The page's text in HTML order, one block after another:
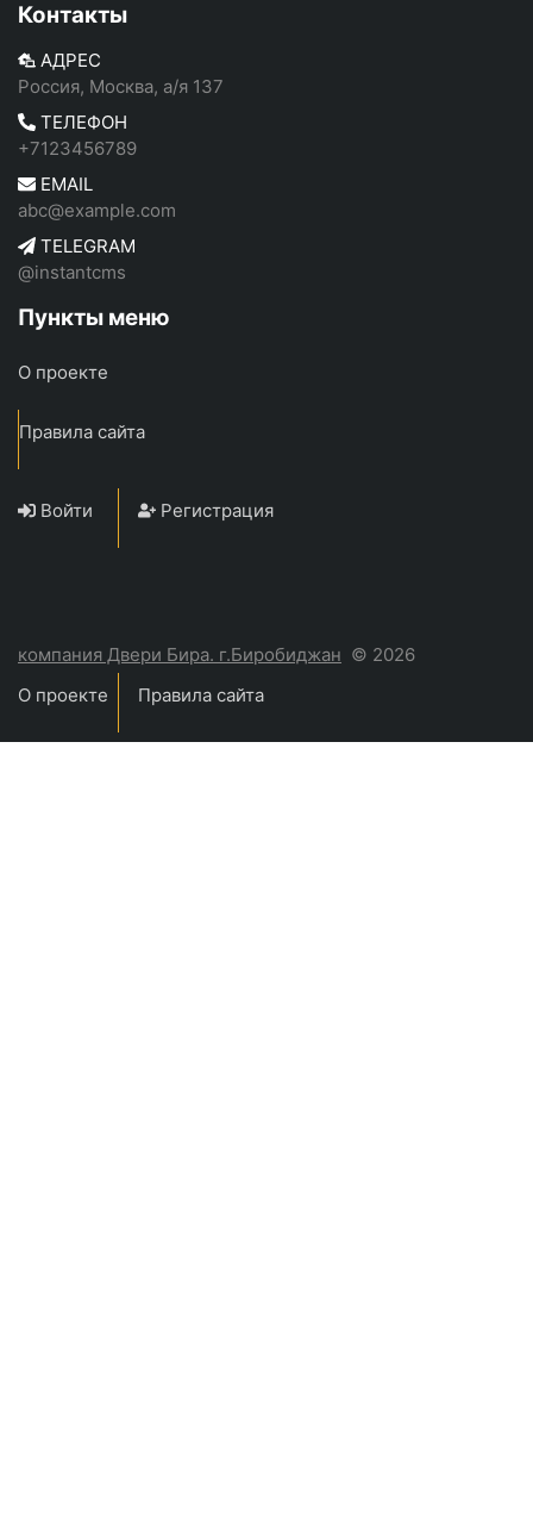
Контакты
АДРЕС
Россия, Москва, а/я 137
ТЕЛЕФОН
+7123456789
EMAIL
abc@example.com
TELEGRAM
@instantcms
Пункты меню
О проекте
Правила сайта
Войти Регистрация
компания Двери Бира. г.Биробиджан © 2026
О проекте
Правила сайта